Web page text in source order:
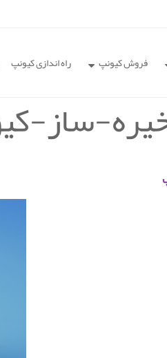
فروش کیونپ راه اندازی کیونپ
ساز-